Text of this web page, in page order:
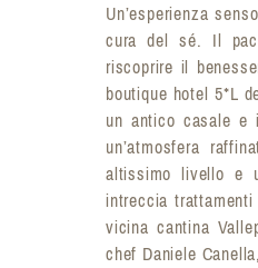
Un’esperienza
cura del sé. Il
riscoprire il
boutique hotel 5*L
un antico casale e
un’atmosfera
altissimo livello e
intreccia
vicina cantina
chef Daniele